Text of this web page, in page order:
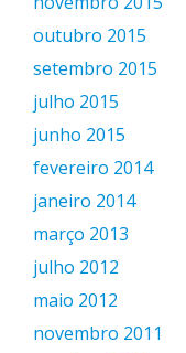
outubro 2015
setembro 2015
julho 2015
junho 2015
fevereiro 2014
janeiro 2014
março 2013
julho 2012
maio 2012
novembro 2011